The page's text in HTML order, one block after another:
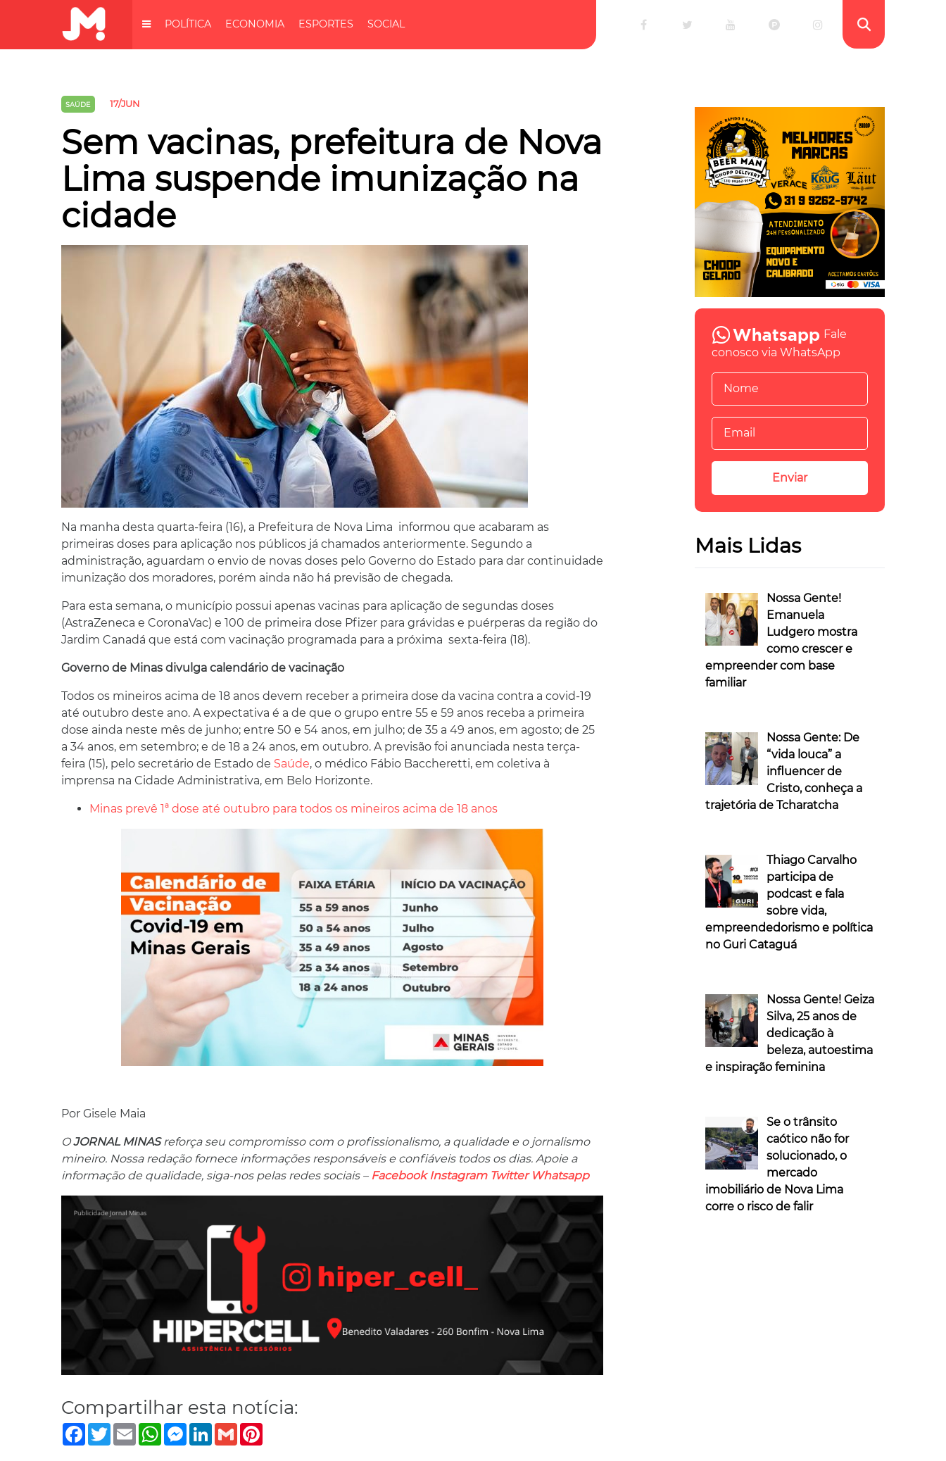
POLÍTICA ECONOMIA ESPORTES SOCIAL
SAÚDE 17/JUN
Sem vacinas, prefeitura de Nova
Lima suspende imunização na
cidade
Na manha desta quarta-feira (16), a Prefeitura de Nova Lima informou que acabaram as
primeiras doses para aplicação nos públicos já chamados anteriormente. Segundo a
administração, aguardam o envio de novas doses pelo Governo do Estado para dar continuidade
imunização dos moradores, porém ainda não há previsão de chegada.
Para esta semana, o município possui apenas vacinas para aplicação de segundas doses
(AstraZeneca e CoronaVac) e 100 de primeira dose Pfizer para grávidas e puérperas da região do
Jardim Canadá que está com vacinação programada para a próxima sexta-feira (18).
Governo de Minas divulga calendário de vacinação
Todos os mineiros acima de 18 anos devem receber a primeira dose da vacina contra a covid-19
até outubro deste ano. A expectativa é a de que o grupo entre 55 e 59 anos receba a primeira
dose ainda neste mês de junho; entre 50 e 54 anos, em julho; de 35 a 49 anos, em agosto; de 25
a 34 anos, em setembro; e de 18 a 24 anos, em outubro. A previsão foi anunciada nesta terça-
feira (15), pelo secretário de Estado de Saúde, o médico Fábio Baccheretti, em coletiva à
imprensa na Cidade Administrativa, em Belo Horizonte.
Minas prevê 1ª dose até outubro para todos os mineiros acima de 18 anos
Por Gisele Maia
OJORNAL MINASreforça seu compromisso com o profissionalismo, a qualidade e o jornalismo
mineiro. Nossa redação fornece informações responsáveis ​​e confiáveis ​​todos os dias. Apoie a
informação de qualidade, siga-nos pelas redes sociais – Facebook Instagram Twitter Whatsapp
Compartilhar esta notícia:
Facebook
TwitterEmailWhatsApp
Messenger
LinkedIn
Gmail
Fale
conosco via WhatsApp
Mais Lidas
Nossa Gente!
Emanuela
Ludgero mostra
como crescer e
empreender com base
familiar
Nossa Gente: De
“vida louca” a
influencer de
Cristo, conheça a
trajetória de Tcharatcha
Thiago Carvalho
participa de
podcast e fala
sobre vida,
empreendedorismo e política
no Guri Cataguá
Nossa Gente! Geiza
Silva, 25 anos de
dedicação à
beleza, autoestima
e inspiração feminina
Se o trânsito
caótico não for
solucionado, o
mercado
imobiliário de Nova Lima
corre o risco de falir